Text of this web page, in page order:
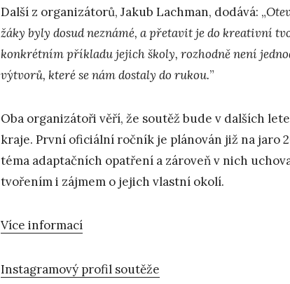
Další z organizátorů, Jakub Lachman, dodává: „
žáky byly dosud neznámé, a přetavit je do kreativní
konkrétním příkladu jejich školy, rozhodně není
výtvorů, které se nám dostaly do rukou.”
Oba organizátoři věří, že soutěž bude v dalších
kraje. První oficiální ročník je plánován již na jaro
téma adaptačních opatření a zároveň v nich
tvořením i zájmem o jejich vlastní okolí.
Více informací
Instagramový profil soutěže